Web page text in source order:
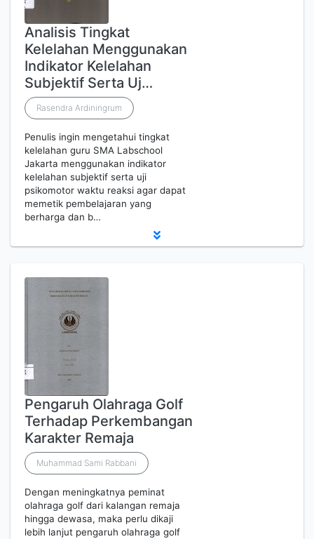
Analisis Tingkat
Kelelahan Menggunakan
Indikator Kelelahan
Subjektif Serta Uj…
Rasendra Ardiningrum
Penulis ingin mengetahui tingkat
kelelahan guru SMA Labschool
Jakarta menggunakan indikator
kelelahan subjektif serta uji
psikomotor waktu reaksi agar dapat
memetik pembelajaran yang
berharga dan b…
Pengaruh Olahraga Golf
Terhadap Perkembangan
Karakter Remaja
Muhammad Sami Rabbani
Dengan meningkatnya peminat
olahraga golf dari kalangan remaja
hingga dewasa, maka perlu dikaji
lebih lanjut pengaruh olahraga golf